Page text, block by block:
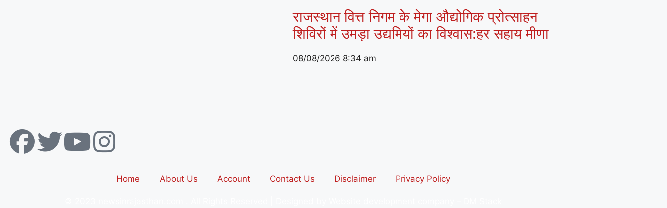
राजस्थान वित्त निगम के मेगा औद्योगिक प्रोत्साहन
शिविरों में उमड़ा उद्यमियों का विश्वास:हर सहाय मीणा
08/08/2026 8:34 am
Home About Us Account Contact Us Disclaimer Privacy Policy